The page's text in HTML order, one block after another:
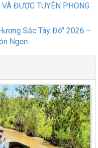
ĐƯỢC TUYÊN PHONG
Sắc Tây Đô" 2026 –
Ngon